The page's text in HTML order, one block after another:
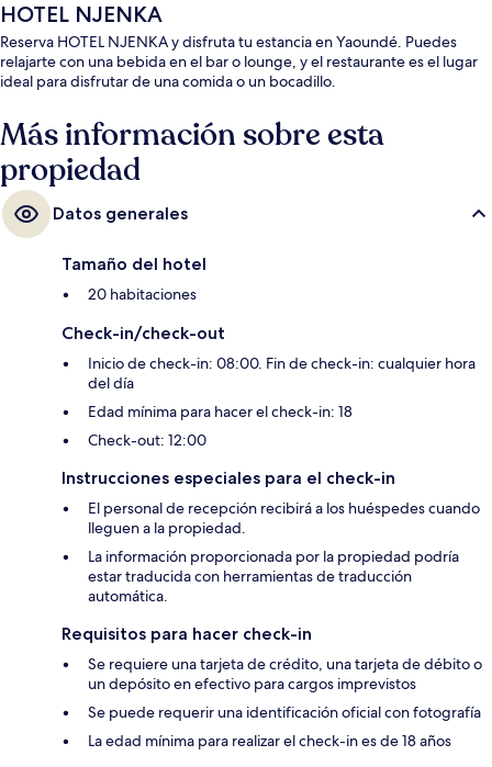
HOTEL NJENKA
Reserva HOTEL NJENKA y disfruta tu estancia en Yaoundé. Puedes
relajarte con una bebida en el bar o lounge, y el restaurante es el lugar
ideal para disfrutar de una comida o un bocadillo.
Más información sobre esta
propiedad
Datos generales
Tamaño del hotel
20 habitaciones
Check-in/check-out
Inicio de check-in: 08:00. Fin de check-in: cualquier hora
del día
Edad mínima para hacer el check-in: 18
Check-out: 12:00
Instrucciones especiales para el check-in
El personal de recepción recibirá a los huéspedes cuando
lleguen a la propiedad.
La información proporcionada por la propiedad podría
estar traducida con herramientas de traducción
automática.
Requisitos para hacer check-in
Se requiere una tarjeta de crédito, una tarjeta de débito o
un depósito en efectivo para cargos imprevistos
Se puede requerir una identificación oficial con fotografía
La edad mínima para realizar el check-in es de 18 años